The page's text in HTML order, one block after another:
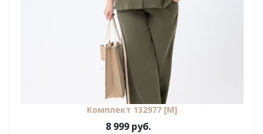
Комплект 132977 [М]
8 999 руб.